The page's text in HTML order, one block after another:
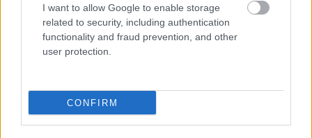
I want to allow Google to enable storage
related to security, including authentication
functionality and fraud prevention, and other
user protection.
CONFIRM